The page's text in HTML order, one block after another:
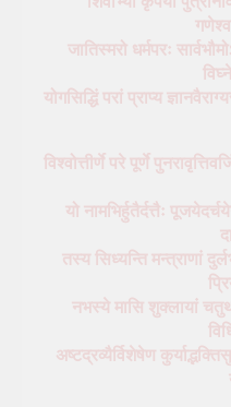
जातिस्मरो धर्मपरः
योगसिद्धिं परां प्राप्य
विश्वोत्तीर्णे परे पूर्णे
यो नामभिर्हुतैर्दत्तैः
तस्य सिध्यन्ति मन्त्राणां
नभस्ये मासि शुक्लायां
अष्टद्रव्यैर्विशेषेण